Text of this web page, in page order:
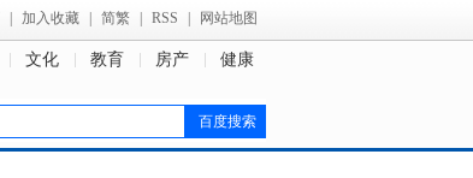
加入收藏 简繁 RSS 网站地图
文化 教育 房产 健康